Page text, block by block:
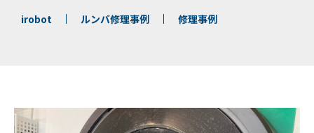
irobot ルンバ修理事例 修理事例